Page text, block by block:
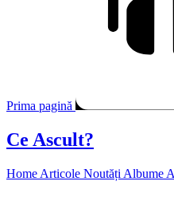
Prima pagină
Ce Ascult?
Home Articole Noutăți Albume